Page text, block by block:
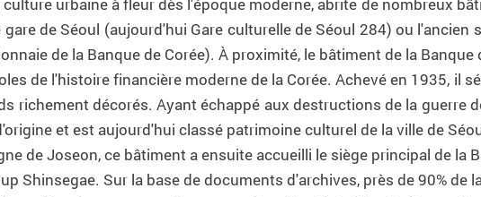
de Séoul (aujourd'hui Gare culturelle de Séoul 284) ou l'ancien
de la Banque de Corée). À proximité, le bâtiment de la Banque
de l'histoire financière moderne de la Corée. Achevé en 1935, il
richement décorés. Ayant échappé aux destructions de la guerre
et est aujourd'hui classé patrimoine culturel de la ville de
de Joseon, ce bâtiment a ensuite accueilli le siège principal de la
Shinsegae. Sur la base de documents d'archives, près de 90% de